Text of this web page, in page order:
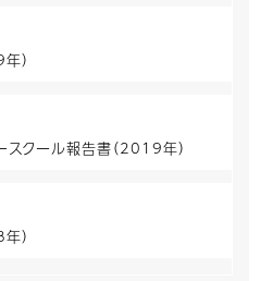
）
クール報告書（2019年）
）